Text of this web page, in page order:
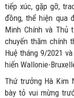
tiếp xúc, gặp gỡ,
đồng, thể hiện qua
Minh Chính và Thủ
chuyến thăm chính
Huệ tháng 9/2021
hiến Wallonie-
Thứ trưởng Hà Kim
bày tỏ vui mừng